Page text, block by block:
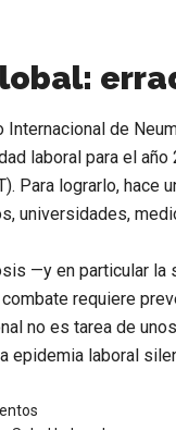
Internacional de
laboral para el
Para lograrlo,
universidades,
—y en particular
requiere
no es tarea de
epidemia laboral